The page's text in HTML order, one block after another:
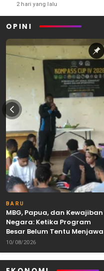
2 hari yang lalu
OPINI
BARU
MBG, Papua, dan Kewajiban
Negara: Ketika Program
Besar Belum Tentu Menjawab
Kebutuhan Rakyat
10/08/2026